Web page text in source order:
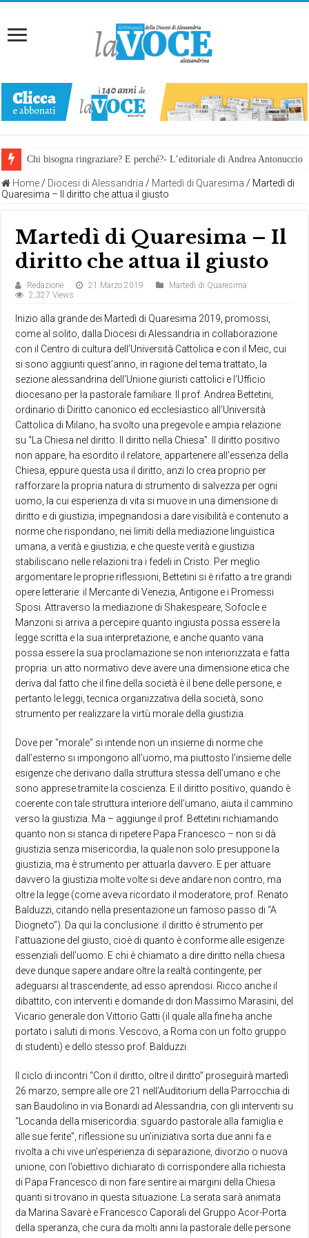
Chi bisogna ringraziare? E perché?- L’editoriale di Andrea Antonuccio
Home / Diocesi di Alessandria / Martedì di Quaresima / Martedì di
Quaresima – Il diritto che attua il giusto
Martedì di Quaresima – Il
diritto che attua il giusto
Redazione 21 Marzo 2019
Martedì di Quaresima
2,327 Views
Inizio alla grande dei Martedì di Quaresima 2019, promossi,
come al solito, dalla Diocesi di Alessandria in collaborazione
con il Centro di cultura dell’Università Cattolica e con il Meic, cui
si sono aggiunti quest’anno, in ragione del tema trattato, la
sezione alessandrina dell’Unione giuristi cattolici e l’Ufficio
diocesano per la pastorale familiare. Il prof. Andrea Bettetini,
ordinario di Diritto canonico ed ecclesiastico all’Università
Cattolica di Milano, ha svolto una pregevole e ampia relazione
su “La Chiesa nel diritto. Il diritto nella Chiesa”. Il diritto positivo
non appare, ha esordito il relatore, appartenere all’essenza della
Chiesa, eppure questa usa il diritto, anzi lo crea proprio per
rafforzare la propria natura di strumento di salvezza per ogni
uomo, la cui esperienza di vita si muove in una dimensione di
diritto e di giustizia, impegnandosi a dare visibilità e contenuto a
norme che rispondano, nei limiti della mediazione linguistica
umana, a verità e giustizia; e che queste verità e giustizia
stabiliscano nelle relazioni tra i fedeli in Cristo. Per meglio
argomentare le proprie riflessioni, Bettetini si è rifatto a tre grandi
opere letterarie: il Mercante di Venezia, Antigone e i Promessi
Sposi. Attraverso la mediazione di Shakespeare, Sofocle e
Manzoni si arriva a percepire quanto ingiusta possa essere la
legge scritta e la sua interpretazione, e anche quanto vana
possa essere la sua proclamazione se non interiorizzata e fatta
propria: un atto normativo deve avere una dimensione etica che
deriva dal fatto che il fine della società è il bene delle persone, e
pertanto le leggi, tecnica organizzativa della società, sono
strumento per realizzare la virtù morale della giustizia.
Dove per “morale” si intende non un insieme di norme che
dall’esterno si impongono all’uomo, ma piuttosto l’insieme delle
esigenze che derivano dalla struttura stessa dell’umano e che
sono apprese tramite la coscienza. E il diritto positivo, quando è
coerente con tale struttura interiore dell’umano, aiuta il cammino
verso la giustizia. Ma – aggiunge il prof. Bettetini richiamando
quanto non si stanca di ripetere Papa Francesco – non si dà
giustizia senza misericordia, la quale non solo presuppone la
giustizia, ma è strumento per attuarla davvero. E per attuare
davvero la giustizia molte volte si deve andare non contro, ma
oltre la legge (come aveva ricordato il moderatore, prof. Renato
Balduzzi, citando nella presentazione un famoso passo di “A
Diogneto”). Da qui la conclusione: il diritto è strumento per
l’attuazione del giusto, cioè di quanto è conforme alle esigenze
essenziali dell’uomo. E chi è chiamato a dire diritto nella chiesa
deve dunque sapere andare oltre la realtà contingente, per
adeguarsi al trascendente, ad esso aprendosi. Ricco anche il
dibattito, con interventi e domande di don Massimo Marasini, del
Vicario generale don Vittorio Gatti (il quale alla fine ha anche
portato i saluti di mons. Vescovo, a Roma con un folto gruppo
di studenti) e dello stesso prof. Balduzzi.
Il ciclo di incontri “Con il diritto, oltre il diritto” proseguirà martedì
26 marzo, sempre alle ore 21 nell’Auditorium della Parrocchia di
san Baudolino in via Bonardi ad Alessandria, con gli interventi su
“Locanda della misericordia: sguardo pastorale alla famiglia e
alle sue ferite”, riflessione su un’iniziativa sorta due anni fa e
rivolta a chi vive un’esperienza di separazione, divorzio o nuova
unione, con l’obiettivo dichiarato di corrispondere alla richiesta
di Papa Francesco di non fare sentire ai margini della Chiesa
quanti si trovano in questa situazione. La serata sarà animata
da Marina Savarè e Francesco Caporali del Gruppo Acor-Porta
della speranza, che cura da molti anni la pastorale delle persone